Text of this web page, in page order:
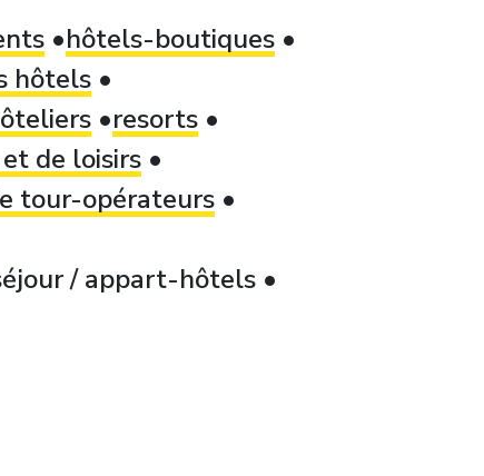
hôtels-boutiques
hôtels
resorts
de loisirs
tour-opérateurs
/ appart-hôtels